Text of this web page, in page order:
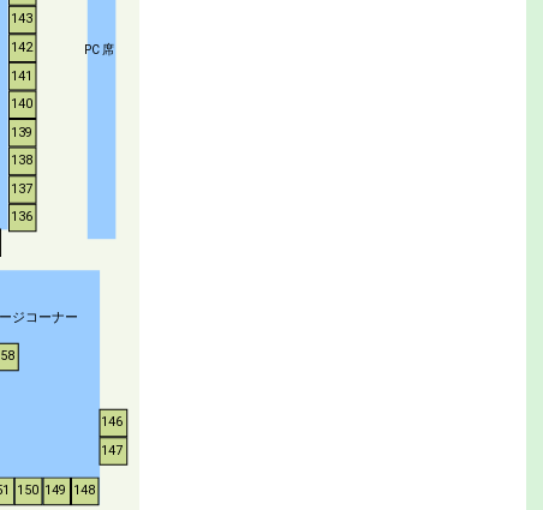
PC 席
ジコーナー
136
137
138
139
140
141
142
143
146
147
148
149
150